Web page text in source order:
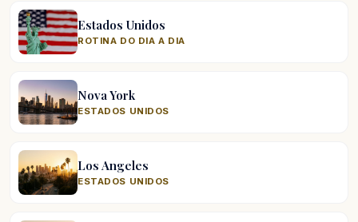
Estados Unidos
ROTINA DO DIA A DIA
Nova York
ESTADOS UNIDOS
Los Angeles
ESTADOS UNIDOS